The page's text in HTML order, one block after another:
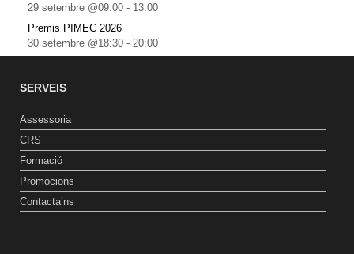
29 setembre @09:00 - 13:00
Premis PIMEC 2026
30 setembre @18:30 - 20:00
SERVEIS
Assessoria
CRS
Formació
Promocions
Contacta’ns